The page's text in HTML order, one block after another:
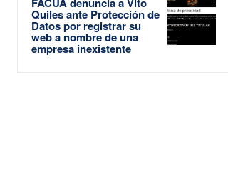
Quiles ante Protección de
Datos por registrar su
web a nombre de una
empresa inexistente